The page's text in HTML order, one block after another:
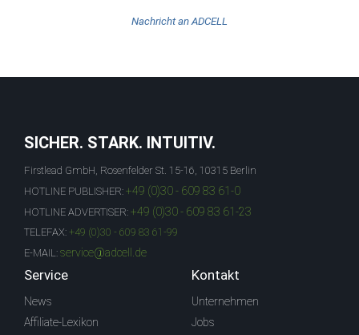
Nachricht an ADCELL
SICHER. STARK. INTUITIV.
Firstlead GmbH, Rosenfelder St. 15-16, 10315 Berlin
HOTLINE PUBLISHER: +49 (0)30 - 609 83 61-0
HOTLINE ADVERTISER: +49 (0)30 - 609 83 61-23
TELEFAX: +49 (0)30 - 609 83 61-99
E-MAIL: service@adcell.de
Service
News
Affiliate-Lexikon
Kontakt
Unternehmen
Jobs